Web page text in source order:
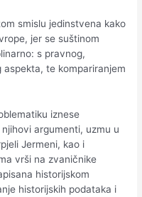
smislu jedinstvena kako
jer se suštinom
s pravnog,
te kompariranjem
iznese
argumenti, uzmu u
Jermeni, kao i
vrši na zvaničnike
historijskom
historijskih podataka i